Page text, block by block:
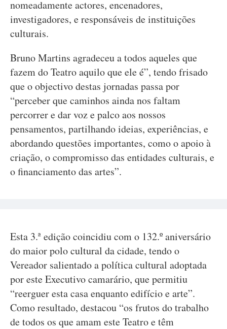
nomeadamente actores, encenadores,
investigadores, e responsáveis de instituições
culturais.
Bruno Martins agradeceu a todos aqueles que
fazem do Teatro aquilo que ele é”, tendo frisado
que o objectivo destas jornadas passa por
“perceber que caminhos ainda nos faltam
percorrer e dar voz e palco aos nossos
pensamentos, partilhando ideias, experiências, e
abordando questões importantes, como o apoio à
criação, o compromisso das entidades culturais, e
o financiamento das artes”.
Esta 3.ª edição coincidiu com o 132.º aniversário
do maior polo cultural da cidade, tendo o
Vereador salientado a política cultural adoptada
por este Executivo camarário, que permitiu
“reerguer esta casa enquanto edifício e arte”.
Como resultado, destacou “os frutos do trabalho
de todos os que amam este Teatro e têm